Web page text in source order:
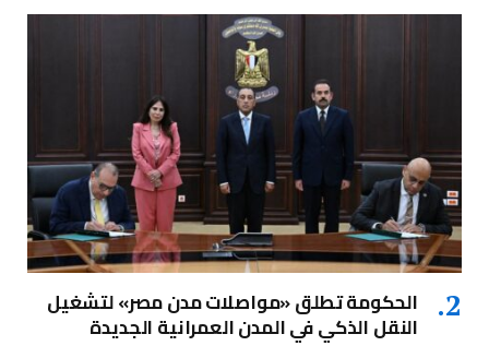
الحكومة تطلق «مواصلات مدن مصر» لتشغيل
النقل الذكي في المدن العمرانية الجديدة